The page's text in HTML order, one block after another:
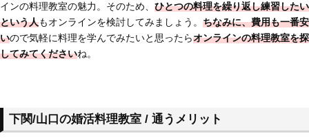
インの料理教室の魅力。そのため、 ひとつの料理を繰り返し練習したい
という人もオンラインを検討してみましょう。 ちなみに、費用も一番安
いので気軽に料理を学んでみたいと思ったらオンラインの料理教室を探
してみてくださいね。
下関/山口の婚活料理教室 / 通うメリット